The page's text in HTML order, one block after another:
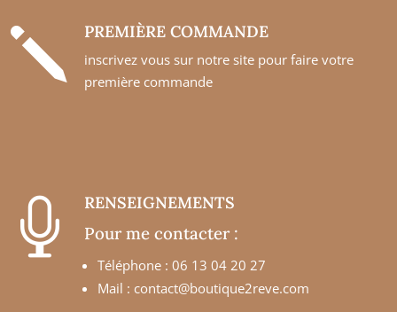
j PREMIÈRE COMMANDE
inscrivez vous sur notre site pour faire votre
première commande
 RENSEIGNEMENTS
Pour me contacter :
Téléphone : 06 13 04 20 27
Mail : contact@boutique2reve.com